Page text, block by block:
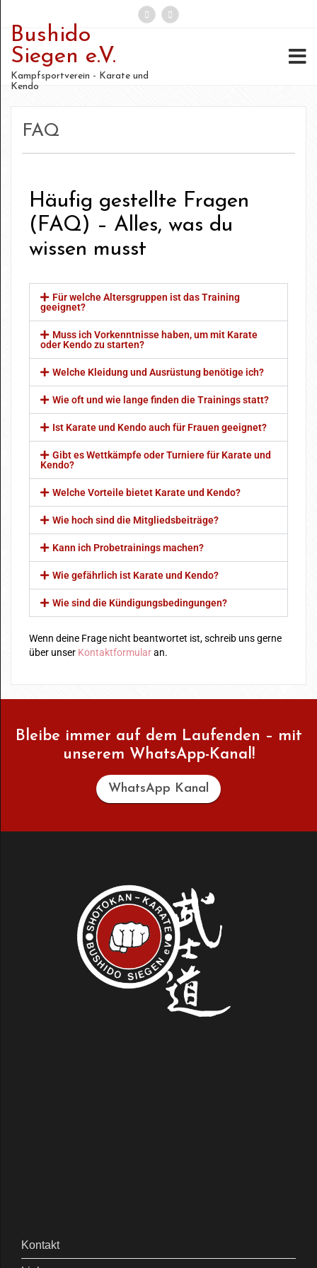
Bushido
Siegen e.V.
Kampfsportverein - Karate und
Kendo
FAQ
Häufig gestellte Fragen
(FAQ) – Alles, was du
wissen musst
Für welche Altersgruppen ist das Training
geeignet?
Muss ich Vorkenntnisse haben, um mit Karate
oder Kendo zu starten?
Welche Kleidung und Ausrüstung benötige ich?
Wie oft und wie lange finden die Trainings statt?
Ist Karate und Kendo auch für Frauen geeignet?
Gibt es Wettkämpfe oder Turniere für Karate und
Kendo?
Welche Vorteile bietet Karate und Kendo?
Wie hoch sind die Mitgliedsbeiträge?
Kann ich Probetrainings machen?
Wie gefährlich ist Karate und Kendo?
Wie sind die Kündigungsbedingungen?
Wenn deine Frage nicht beantwortet ist, schreib uns gerne
über unser Kontaktformularan.
Bleibe immer auf dem Laufenden – mit
unserem WhatsApp-Kanal!
WhatsApp Kanal
Kontakt